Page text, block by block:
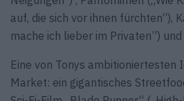
auf, die sich vor ihnen fürchten“),
mache ich lieber im Privaten”)
Eine von Tonys ambitioniertesten
Market: ein gigantisches